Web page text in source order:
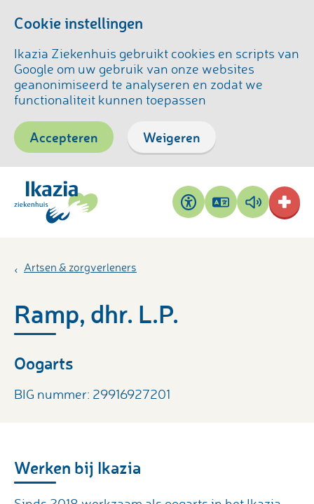
Cookie instellingen
Ikazia Ziekenhuis gebruikt cookies en scripts van
Google om uw gebruik van onze websites
geanonimiseerd te analyseren en zodat we
functionaliteit kunnen toepassen
Accepteren Weigeren
Toegankelijkheid
Pagina
vertalen
Pagina
voorlezen
Artsen & zorgverleners
Ramp, dhr. L.P.
Oogarts
BIG nummer: 29916927201
Werken bij Ikazia